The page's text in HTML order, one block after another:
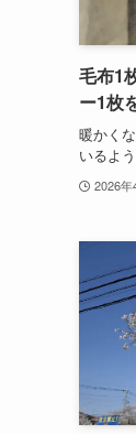
毛布1
ー1枚
暖かく
いるよ
2026年